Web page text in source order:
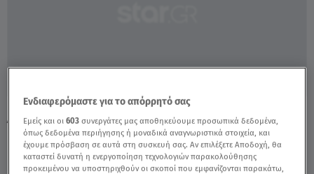
Αιγόκερως Σήμερα 28/02/22: Οι
Προβλέψεις Της Άσης Μπήλιου - Video
Ενδιαφερόμαστε για το απόρρητό σας
Εμείς και οι603 συνεργάτες μας αποθηκεύουμε προσωπικά δεδομένα,
όπως δεδομένα περιήγησης ή μοναδικά αναγνωριστικά στοιχεία, και
έχουμε πρόσβαση σε αυτά στη συσκευή σας. Αν επιλέξετε Αποδοχή, θα
καταστεί δυνατή η ενεργοποίηση τεχνολογιών παρακολούθησης
προκειμένου να υποστηριχθούν οι σκοποί που εμφανίζονται παρακάτω,